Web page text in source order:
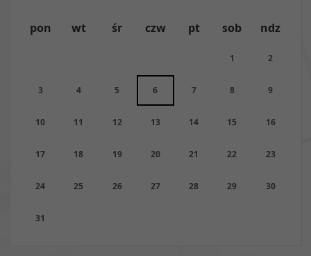
pon wt śr czw pt sob ndz
1 2
3 4 5 6 7 8 9
10 11 12 13 14 15 16
17 18 19 20 21 22 23
24 25 26 27 28 29 30
31